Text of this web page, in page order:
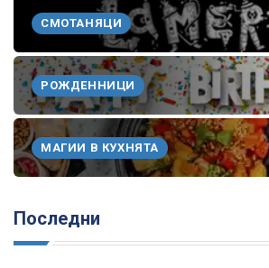
СМОТАНЯЦИ
РОЖДЕННИЦИ
МАГИИ В КУХНЯТА
Последни